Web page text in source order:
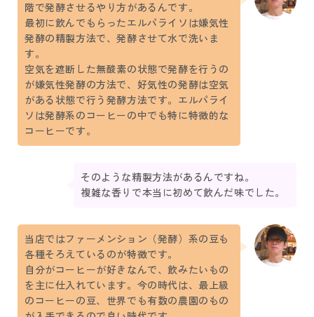
階で発酵させるやり方があるんです。
最初に飲んでもらったエルパライソは嫌気性
発酵の精製方法で、発酵させて水で洗いま
す。
空気を遮断した無酸素の状態で発酵を行うの
が嫌気性発酵の方法で、好気性の発酵は空気
がある状態で行う発酵方法です。エルパライ
ソは発酵系のコーヒーの中でも特に特徴的な
コーヒーです。
そのような精製方法があるんですね。
複雑な香りで本当に初めて飲んだ味でした。
当店ではファーメンション（発酵）系の豆も
各種そろえているのが特徴です。
自分がコーヒーが好きなんで、飲みたいもの
を主に仕入れています。今の時代は、最上級
のコーヒーの豆、世界でも有数の農園のもの